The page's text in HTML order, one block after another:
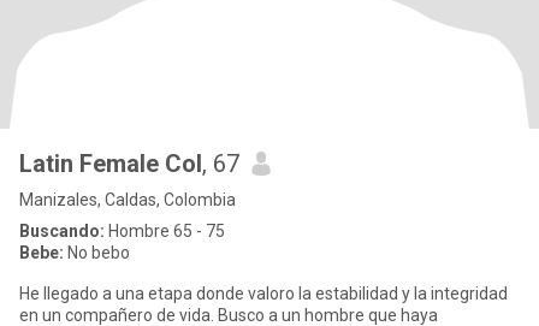
Latin Female Col, 67
Manizales, Caldas, Colombia
Buscando: Hombre 65 - 75
Bebe: No bebo
He llegado a una etapa donde valoro la estabilidad y la integridad
en un compañero de vida. Busco a un hombre que haya